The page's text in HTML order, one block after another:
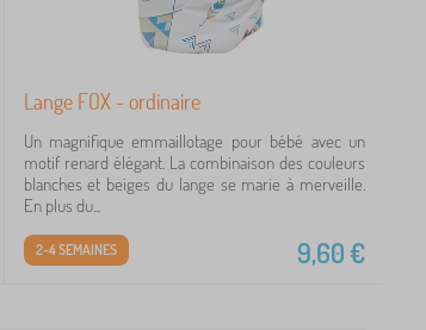
Lange FOX - ordinaire
Un magnifique emmaillotage pour bébé avec un
motif renard élégant. La combinaison des couleurs
blanches et beiges du lange se marie à merveille.
En plus du...
9,60€
2-4 SEMAINES